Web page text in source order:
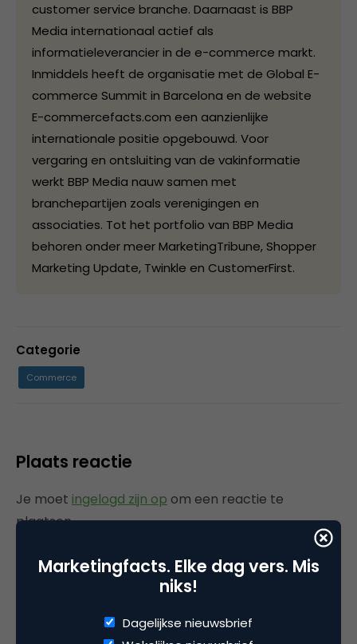
customer service branche. Daarnaast is BBP
Media internationaal actief als
informatieleverancier in de e-commerce markt.
Inmiddels heeft de organisatie met de Global E-
commerce Summit in Barcelona en de website
E-commercefacts.com een aanzienlijke
internationale positie opgebouwd. Voor
vergaring en ontsluiting van de vakinformatie
werkt BBP Media nauw samen met
branchepartijen zoals verenigingen en
associaties. Tot het portfolio van BBP Media
behoren onder meer MarketingTribune, Shopper
Marketing Update, Twinkle en CustomerFirst.
Categorie
Commerce
Plaats reactie
Je moet ingelogd zijn op om een reactie te
plaatsen.
Marketingfacts. Elke dag vers. Mis
niks!
Dagelijkse nieuwsbrief